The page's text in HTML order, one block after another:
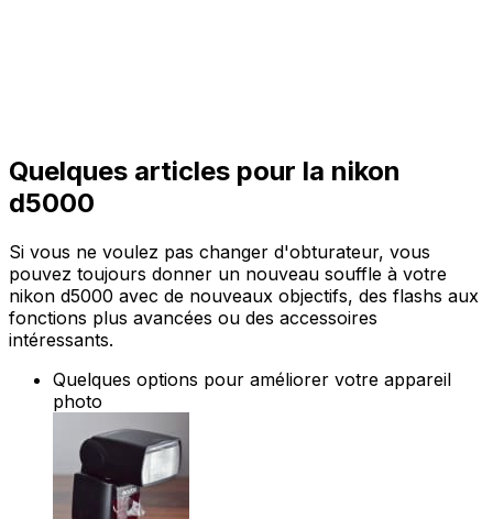
Quelques articles pour la nikon
d5000
Si vous ne voulez pas changer d'obturateur, vous
pouvez toujours donner un nouveau souffle à votre
nikon d5000 avec de nouveaux objectifs, des flashs aux
fonctions plus avancées ou des accessoires
intéressants.
Quelques options pour améliorer votre appareil
photo